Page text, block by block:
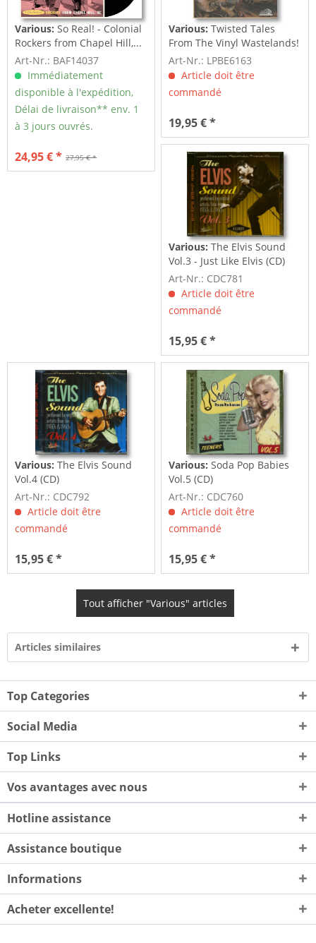
Various:So Real! - Colonial
Rockers from Chapel Hill,...
Art-Nr.: BAF14037
Immédiatement
disponible à l'expédition,
Délai de livraison** env. 1
à 3 jours ouvrés.
27,95 € *
24,95 € *
Various:Twisted Tales
From The Vinyl Wastelands!
Vol.5...
Art-Nr.: LPBE6163
Article doit être
commandé
19,95 € *
Various:The Elvis Sound
Vol.3 - Just Like Elvis (CD)
Art-Nr.: CDC781
Article doit être
commandé
15,95 € *
Various:The Elvis Sound
Vol.4 (CD)
Art-Nr.: CDC792
Article doit être
commandé
15,95 € *
Various:Soda Pop Babies
Vol.5 (CD)
Art-Nr.: CDC760
Article doit être
commandé
15,95 € *
Tout afficher "Various" articles
Articles similaires
Top Categories
Social Media
Top Links
Vos avantages avec nous
Hotline assistance
Assistance boutique
Informations
Acheter excellente!